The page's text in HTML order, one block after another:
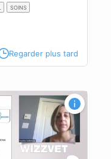
SOINS
Regarder plus tard